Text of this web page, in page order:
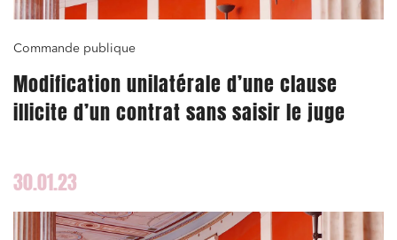
Commande publique
Modification unilatérale d’une clause
illicite d’un contrat sans saisir le juge
30.01.23